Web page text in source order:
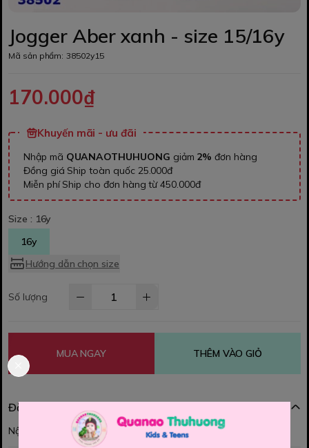
Jogger Aber xanh - size 15/16y
Mã sản phẩm: 38502y15
170.000₫
Khuyến mãi - ưu đãi
Nhập mã QUANAOTHUHUONG giảm 2% đơn hàng
Đồng giá Ship toàn quốc 25.000đ
Miễn phí Ship cho đơn hàng từ 450.000đ
Size : 16y
16y
Hướng dẫn chọn size
Số lượng
MUA NGAY THÊM VÀO GIỎ
Đặc điểm nổi bật
Nội dung đang được cập nhật